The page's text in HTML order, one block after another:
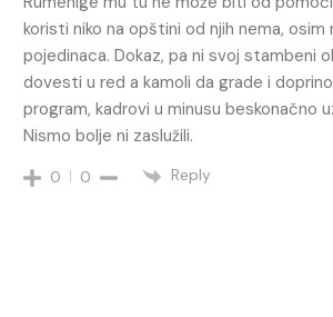
koristi niko na opštini od njih nema, osim
pojedinaca. Dokaz, pa ni svoj stambeni
dovesti u red a kamoli da grade i
program, kadrovi u minusu beskonačno
Nismo bolje ni zaslužili.
0 0 Reply